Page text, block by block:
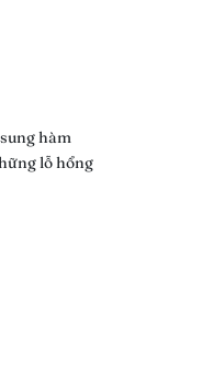
hàm
lỗ hổng